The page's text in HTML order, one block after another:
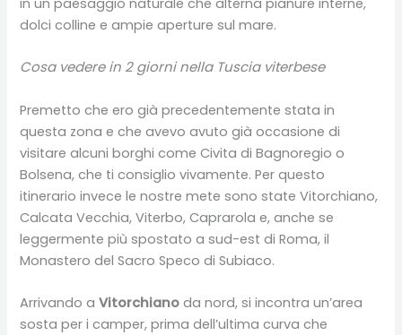
dolci colline e ampie aperture sul mare.
Cosa vedere in 2 giorni nella Tuscia viterbese
Premetto che ero già precedentemente stata in
questa zona e che avevo avuto già occasione di
visitare alcuni borghi come Civita di Bagnoregio o
Bolsena, che ti consiglio vivamente. Per questo
itinerario invece le nostre mete sono state Vitorchiano,
Calcata Vecchia, Viterbo, Caprarola e, anche se
leggermente più spostato a sud-est di Roma, il
Monastero del Sacro Speco di Subiaco.
Arrivando a Vitorchianoda nord, si incontra un’area
sosta per i camper, prima dell’ultima curva che